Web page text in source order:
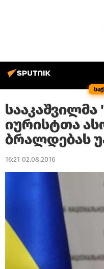
იურისტთა
ბრალდებას
16:21 02.08.2016